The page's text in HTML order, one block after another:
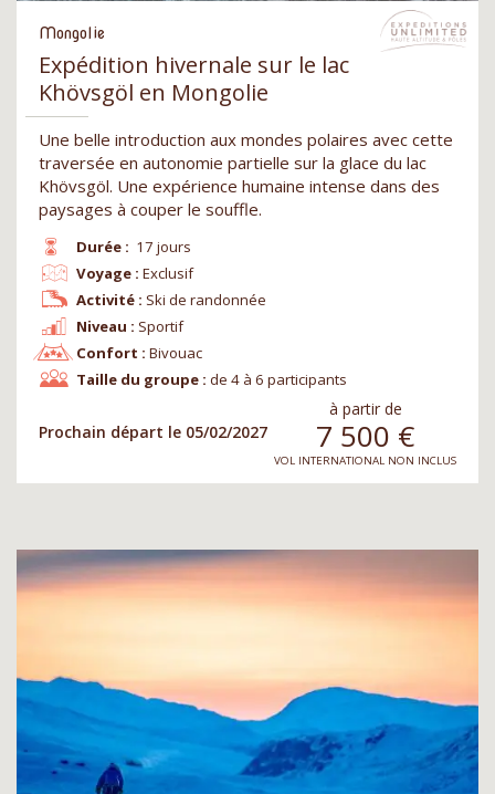
Mongolie
Expédition hivernale sur le lac
Khövsgöl en Mongolie
Une belle introduction aux mondes polaires avec cette
traversée en autonomie partielle sur la glace du lac
Khövsgöl. Une expérience humaine intense dans des
paysages à couper le souffle.
Durée : 17 jours
Niveau : Sportif
Voyage : Exclusif
Confort : Bivouac
Activité : Ski de randonnée
Taille du groupe : de 4 à 6 participants
Prochain départ le 05/02/2027
à partir de
7 500 €
VOL INTERNATIONAL NON INCLUS